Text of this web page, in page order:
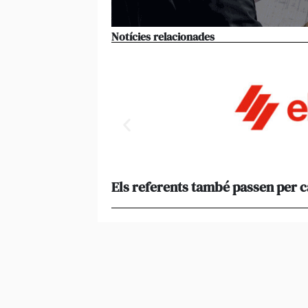
Notícies relacionades
Els referents també passen per